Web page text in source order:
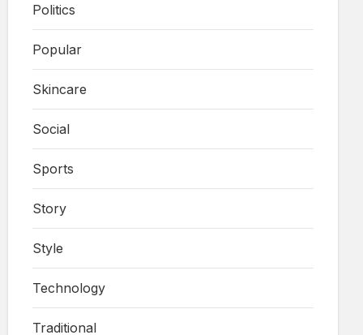
Politics
Popular
Skincare
Social
Sports
Story
Style
Technology
Traditional